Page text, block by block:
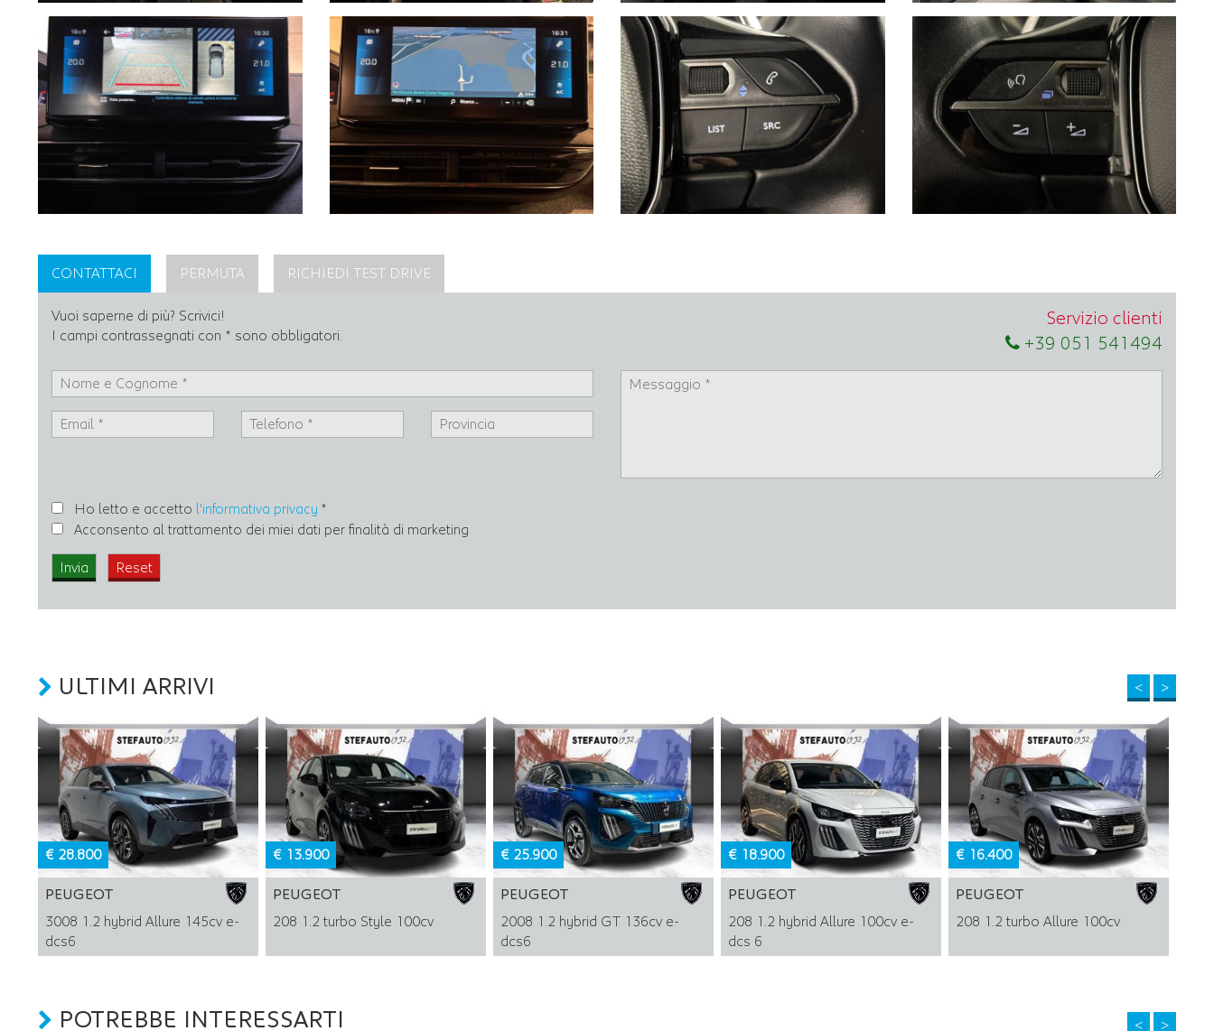
CONTATTACI PERMUTA RICHIEDI TEST DRIVE
Vuoi saperne di più? Scrivici!
I campi contrassegnati con * sono obbligatori.
Servizio clienti
+39 051 541494
Ho letto e accetto l'informativa privacy *
Acconsento al trattamento dei miei dati per finalità di marketing
ULTIMI ARRIVI < >
€ 28.800
PEUGEOT
3008 1.2 hybrid Allure 145cv e-
dcs6
€ 13.900
PEUGEOT
208 1.2 turbo Style 100cv
€ 25.900
PEUGEOT
2008 1.2 hybrid GT 136cv e-
dcs6
€ 18.900
PEUGEOT
208 1.2 hybrid Allure 100cv e-
dcs 6
€ 16.400
PEUGEOT
208 1.2 turbo Allure 100cv
POTREBBE INTERESSARTI < >